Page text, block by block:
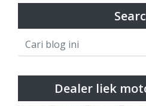
Dealer liek